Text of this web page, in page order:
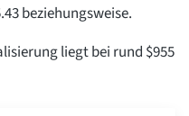
beziehungsweise.
liegt bei rund $955